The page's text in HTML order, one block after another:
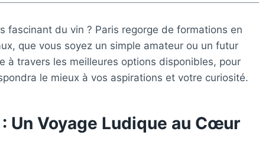
fascinant du vin ? Paris regorge de formations en
que vous soyez un simple amateur ou un futur
à travers les meilleures options disponibles, pour
le mieux à vos aspirations et votre curiosité.
Un Voyage Ludique au Cœur